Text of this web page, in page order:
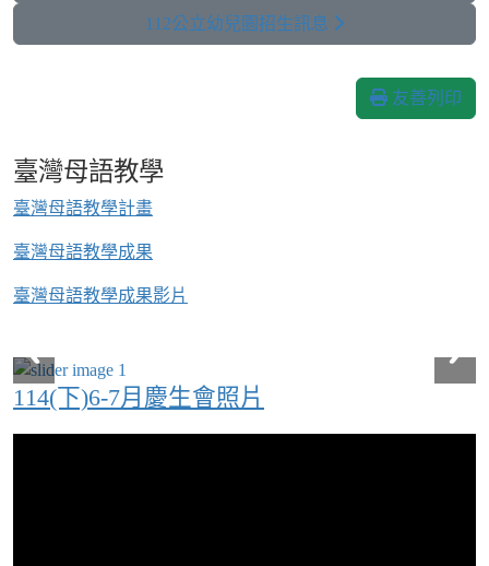
112公立幼兒園招生訊息
友善列印
臺灣母語教學
臺灣母語教學計畫
臺灣母語教學成果
臺灣母語教學成果影片
114(下)6-7月慶生會照片